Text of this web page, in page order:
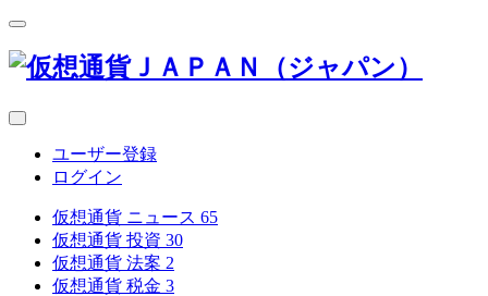
ユーザー登録
ログイン
仮想通貨 ニュース 65
仮想通貨 投資 30
仮想通貨 法案 2
仮想通貨 税金 3